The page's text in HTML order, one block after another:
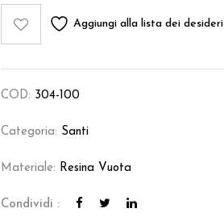
Aggiungi alla lista dei desideri
COD: 304-100
Categoria: Santi
Materiale: Resina Vuota
Condividi :